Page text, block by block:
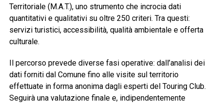
Territoriale (M.A.T.), uno strumento che incrocia dati
quantitativi e qualitativi su oltre 250 criteri. Tra questi:
servizi turistici, accessibilità, qualità ambientale e offerta
culturale.
Il percorso prevede diverse fasi operative: dall’analisi dei
dati forniti dal Comune fino alle visite sul territorio
effettuate in forma anonima dagli esperti del Touring Club.
Seguirà una valutazione finale e, indipendentemente